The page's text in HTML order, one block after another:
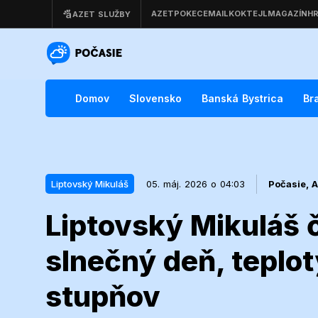
Domov Slovensko Banská Bystrica
Liptovský Mikuláš 05. máj. 2026 o 04:03 Počasie,
Liptovský Mikuláš
slnečný deň,
stupňov
Liptovský Mikuláš
Liptovský